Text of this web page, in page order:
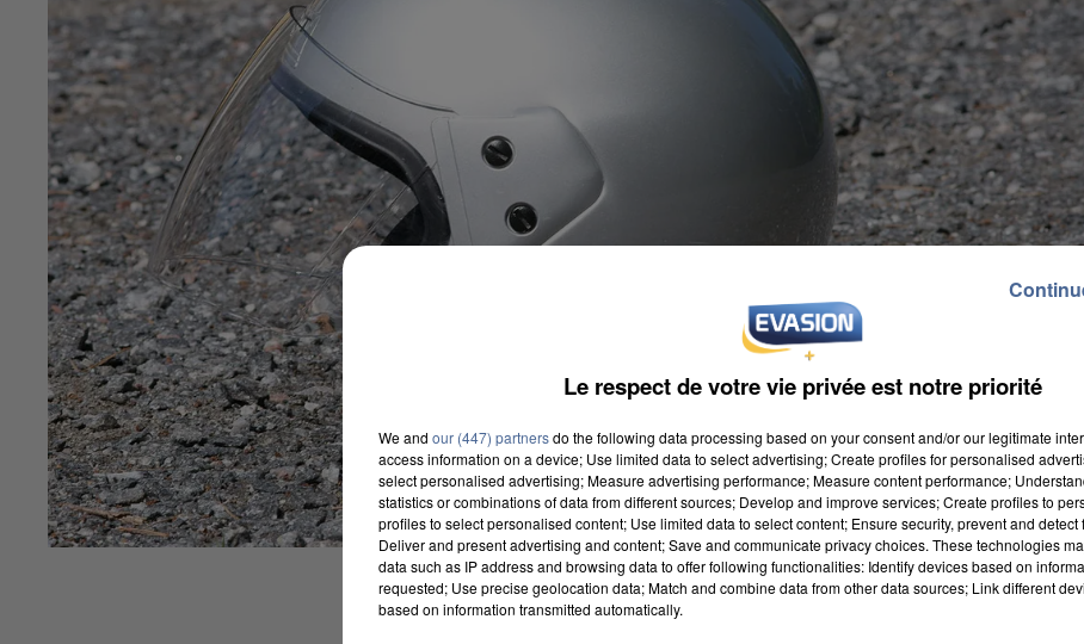
Le respect de votre vie privée est notre priorité
We and our (447) partnersdo the following data processing based on your consent and/or our legitimate
access information on a device; Use limited data to select advertising; Create profiles for personalised
select personalised advertising; Measure advertising performance; Measure content performance;
statistics or combinations of data from different sources; Develop and improve services; Create profiles to
profiles to select personalised content; Use limited data to select content; Ensure security, prevent and detect
Deliver and present advertising and content; Save and communicate privacy choices. These technologies
data such as IP address and browsing data to offer following functionalities: Identify devices based on
requested; Use precise geolocation data; Match and combine data from other data sources; Link different
based on information transmitted automatically.